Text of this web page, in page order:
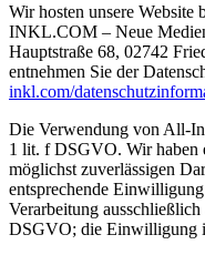
Wir hosten unsere
INKL.COM – Neue
Hauptstraße 68, 02742
entnehmen Sie der
inkl.com/
Die Verwendung von All-
1 lit. f DSGVO. Wir haben
möglichst zuverlässigen
entsprechende
Verarbeitung
DSGVO; die Einwilligung